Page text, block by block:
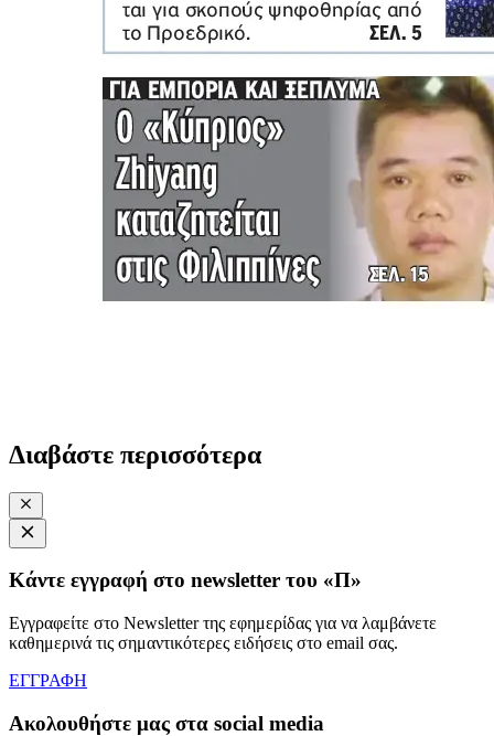
Διαβάστε περισσότερα
Κάντε εγγραφή στο newsletter του «Π»
Εγγραφείτε στο Newsletter της εφημερίδας για να λαμβάνετε
καθημερινά τις σημαντικότερες ειδήσεις στο email σας.
ΕΓΓΡΑΦΗ
Ακολουθήστε μας στα social media